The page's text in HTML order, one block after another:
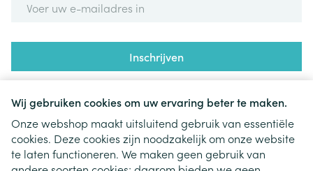
Wij gebruiken cookies om uw ervaring beter te maken.
Onze webshop maakt uitsluitend gebruik van essentiële
cookies. Deze cookies zijn noodzakelijk om onze website
te laten functioneren. We maken geen gebruik van
Inschrijven
nieuwsbrief en gaat u akkoord met onzeprivacy policy.